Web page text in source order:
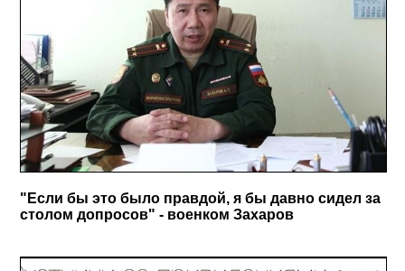
"Если бы это было правдой, я бы давно сидел за
столом допросов" - военком Захаров